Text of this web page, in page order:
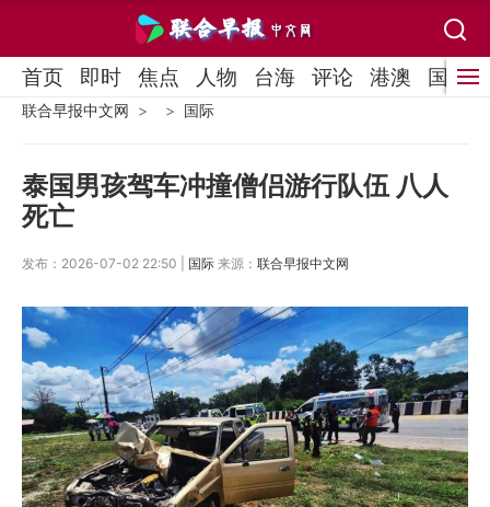
首页 即时 焦点 人物 台海 评论 港澳 国际
联合早报中文网 国际
泰国男孩驾车冲撞僧侣游行队伍 八人
死亡
发布：2026-07-02 22:50 | 国际 来源： 联合早报中文网